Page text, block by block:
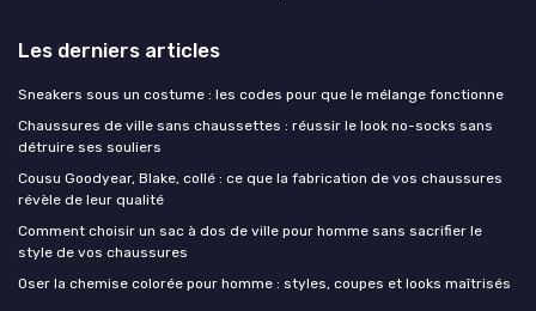
Les derniers articles
Sneakers sous un costume : les codes pour que le mélange fonctionne
Chaussures de ville sans chaussettes : réussir le look no-socks sans
détruire ses souliers
Cousu Goodyear, Blake, collé : ce que la fabrication de vos chaussures
révèle de leur qualité
Comment choisir un sac à dos de ville pour homme sans sacrifier le
style de vos chaussures
Oser la chemise colorée pour homme : styles, coupes et looks maîtrisés